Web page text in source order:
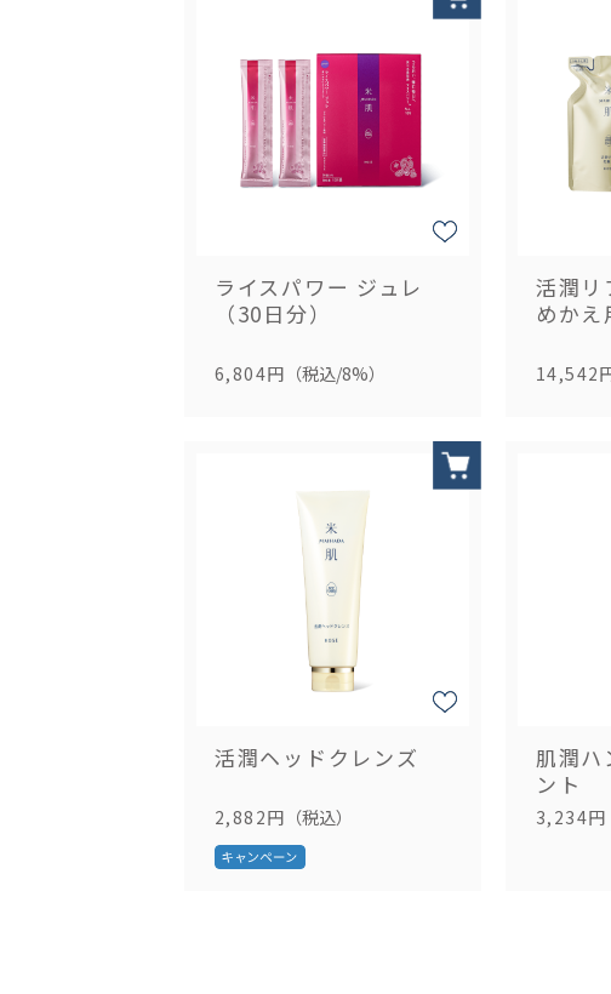
ライスパワー ジュレ
（30日分）
6,804円 （税込/8%）
活潤リ
めかえ
14,542
活潤ヘッドクレンズ
2,882円 （税込）
肌潤ハ
ント
3,234円